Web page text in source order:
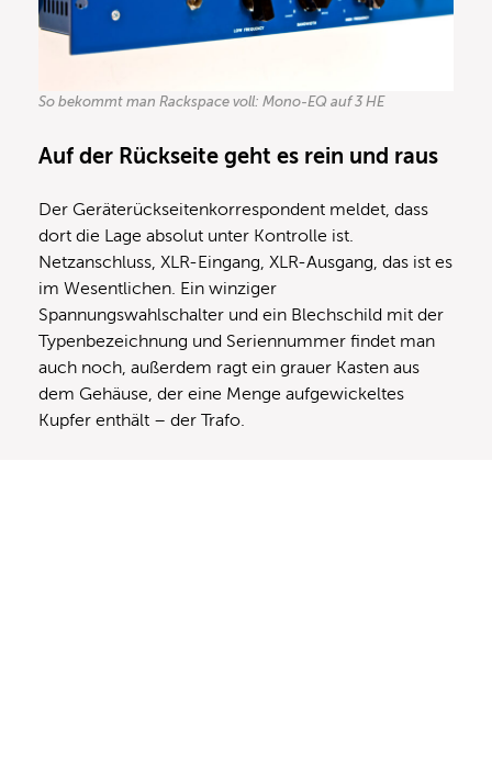
So bekommt man Rackspace voll: Mono-EQ auf 3 HE
Auf der Rückseite geht es rein und raus
Der Geräterückseitenkorrespondent meldet, dass
dort die Lage absolut unter Kontrolle ist.
Netzanschluss, XLR-Eingang, XLR-Ausgang, das ist es
im Wesentlichen. Ein winziger
Spannungswahlschalter und ein Blechschild mit der
Typenbezeichnung und Seriennummer findet man
auch noch, außerdem ragt ein grauer Kasten aus
dem Gehäuse, der eine Menge aufgewickeltes
Kupfer enthält – der Trafo.